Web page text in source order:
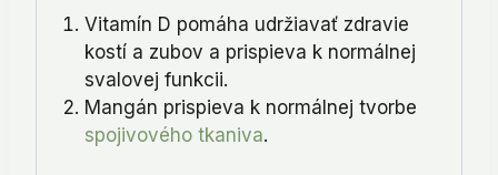
Vitamín D pomáha udržiavať zdravie
kostí a zubov a prispieva k normálnej
svalovej funkcii.
Mangán prispieva k normálnej tvorbe
spojivového tkaniva.